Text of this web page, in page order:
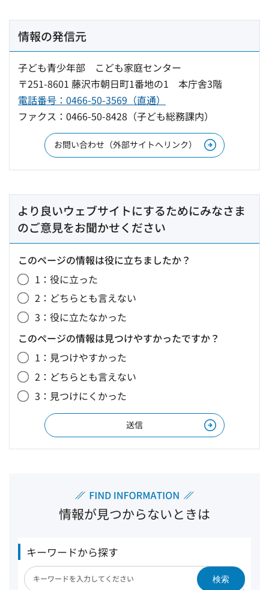
情報の発信元
子ども青少年部 こども家庭センター
〒251-8601 藤沢市朝日町1番地の1 本庁舎3階
電話番号：0466-50-3569（直通）
ファクス：0466-50-8428（子ども総務課内）
お問い合わせ（外部サイトへリンク）
より良いウェブサイトにするためにみなさま
のご意見をお聞かせください
このページの情報は役に立ちましたか？
1：役に立った
2：どちらとも言えない
3：役に立たなかった
このページの情報は見つけやすかったですか？
1：見つけやすかった
2：どちらとも言えない
3：見つけにくかった
情報が見つからないときは
キーワードから探す
検索